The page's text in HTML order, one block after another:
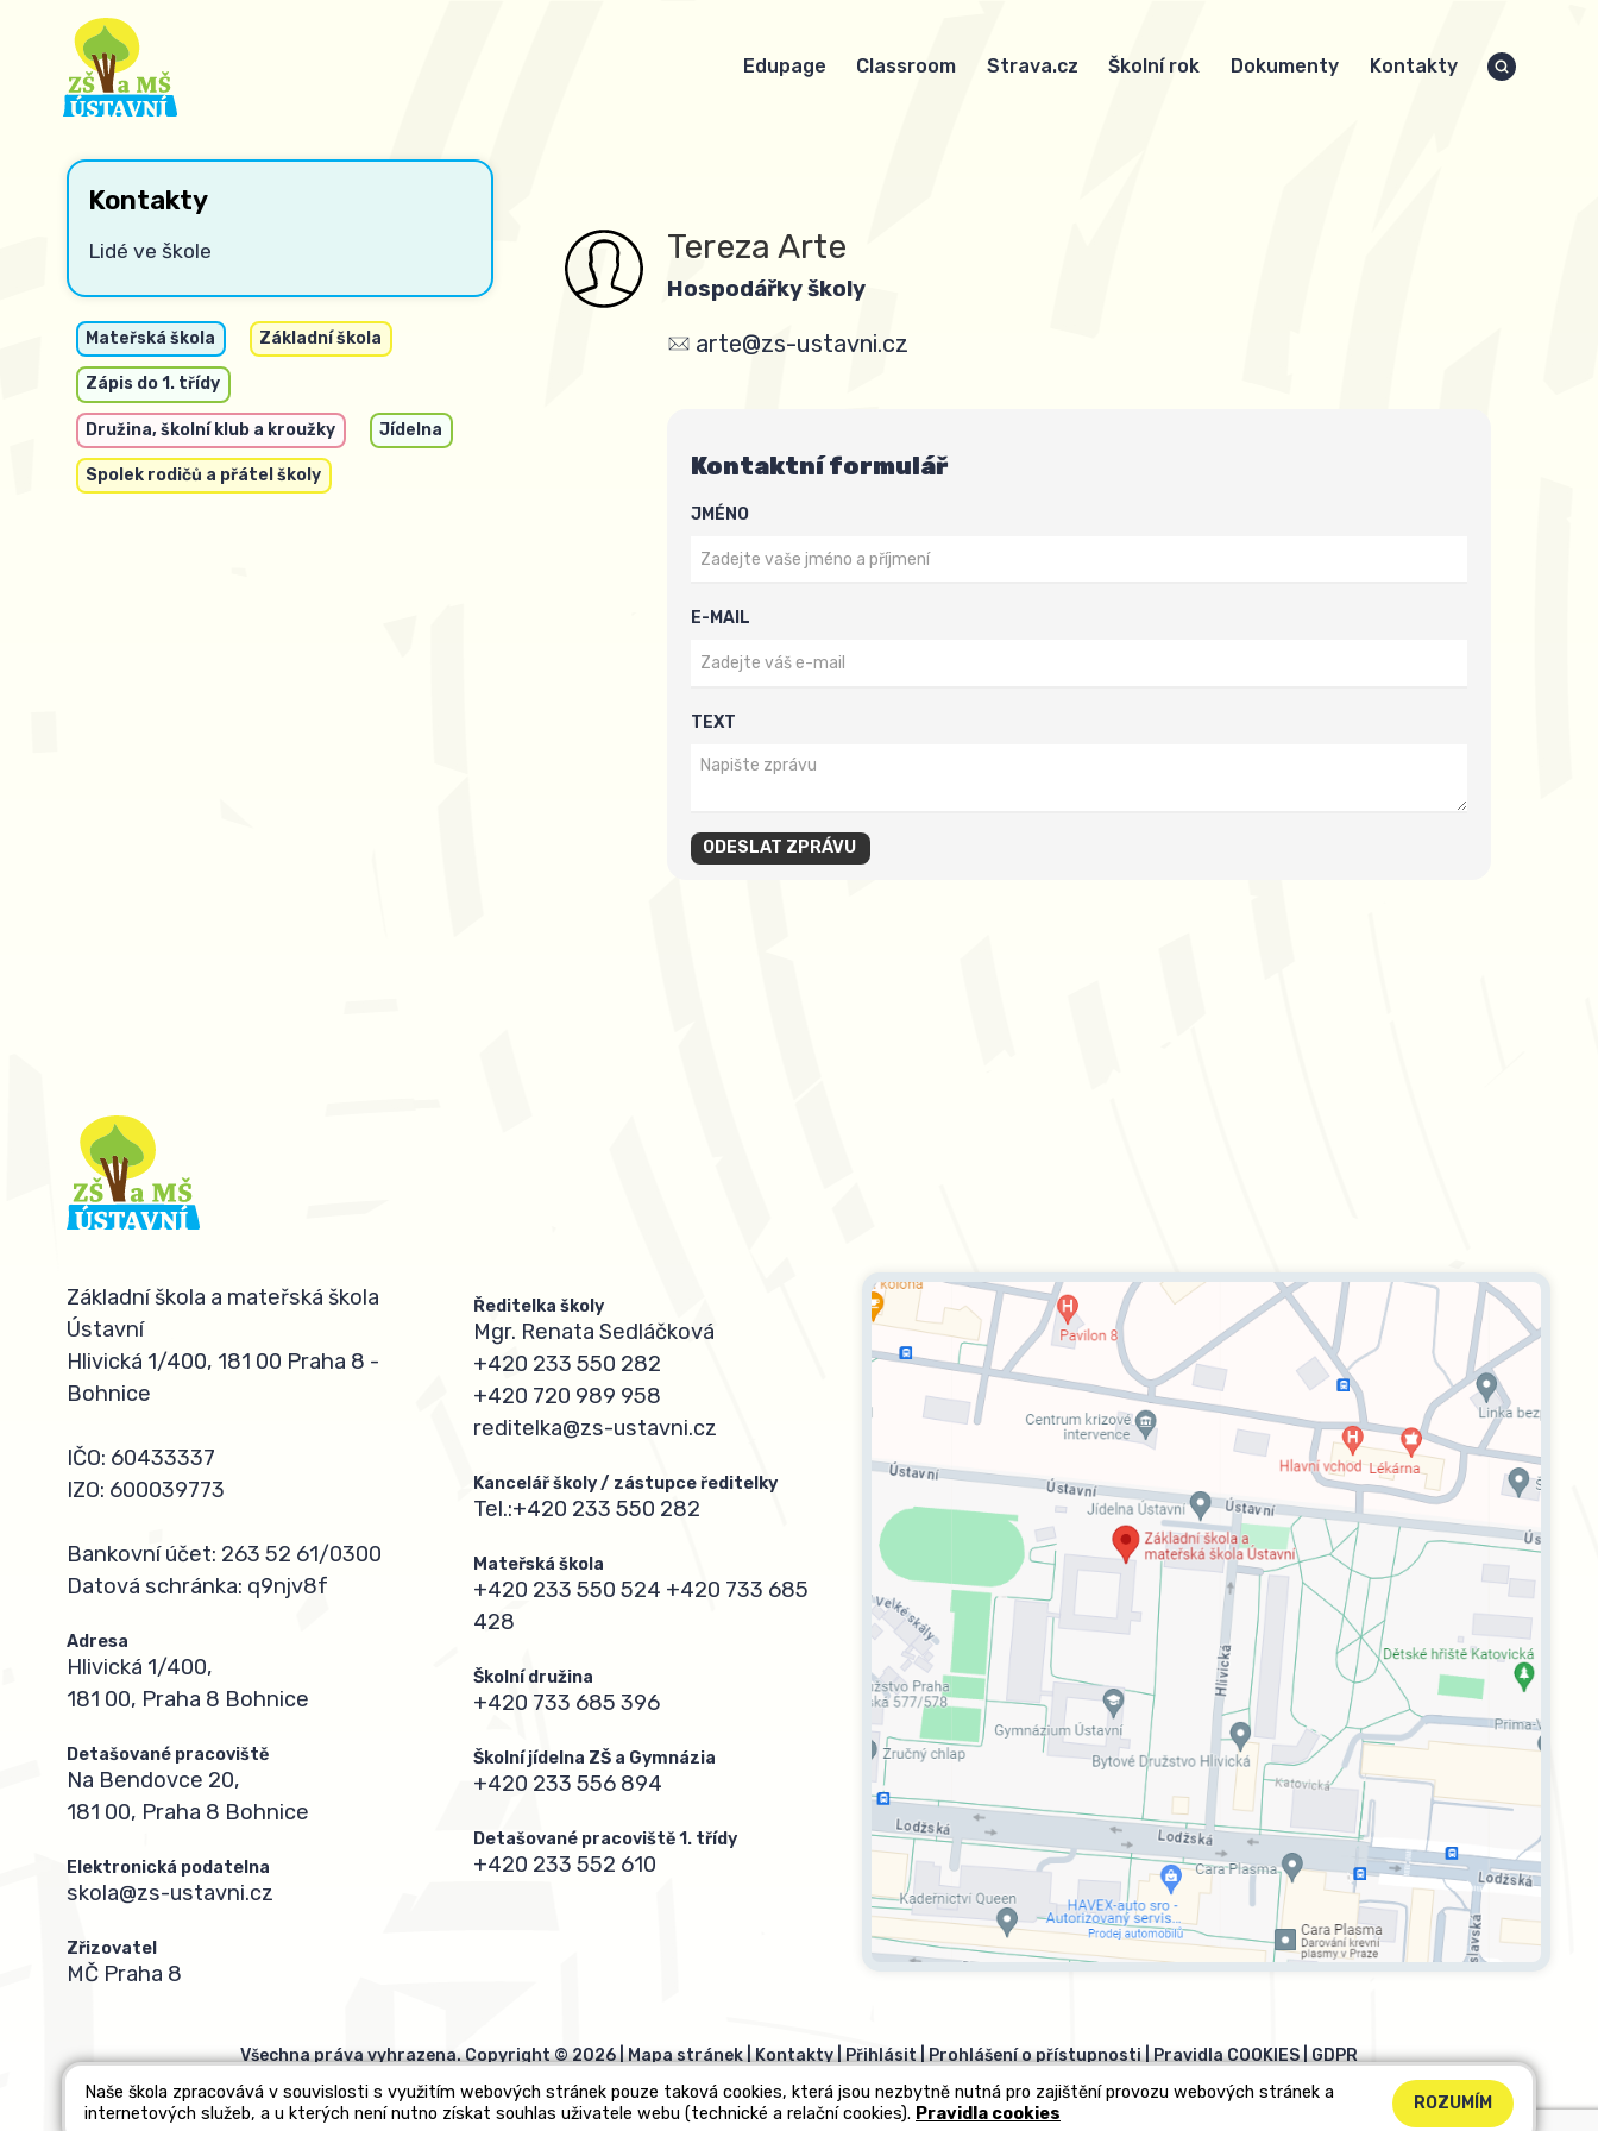
Edupage Classroom Strava.cz Školní rok Dokumenty Kontakty
Kontakty
Lidé ve škole
Mateřská škola Základní škola
Zápis do 1. třídy
Družina, školní klub a kroužky Jídelna
Spolek rodičů a přátel školy
Tereza Arte
Hospodářky školy
arte@zs-ustavni.cz
Kontaktní formulář
JMÉNO
E-MAIL
TEXT
Základní škola a mateřská škola
Ústavní
Hlivická 1/400, 181 00 Praha 8 -
Bohnice
IČO: 60433337
IZO: 600039773
Bankovní účet: 263 52 61/0300
Datová schránka: q9njv8f
Adresa
Hlivická 1/400,
181 00, Praha 8 Bohnice
Detašované pracoviště
Na Bendovce 20,
181 00, Praha 8 Bohnice
Elektronická podatelna
skola@zs-ustavni.cz
Zřizovatel
MČ Praha 8
Ředitelka školy
Mgr. Renata Sedláčková
+420 233 550 282
+420 720 989 958
reditelka@zs-ustavni.cz
Kancelář školy / zástupce ředitelky
Tel.:+420 233 550 282
Mateřská škola
+420 233 550 524 +420 733 685
428
Školní družina
+420 733 685 396
Školní jídelna ZŠ a Gymnázia
+420 233 556 894
Detašované pracoviště 1. třídy
+420 233 552 610
Všechna práva vyhrazena. Copyright © 2026 |Mapa stránek|Kontakty|Přihlásit|Prohlášení o přístupnosti|Pravidla COOKIES|GDPR
Naše škola zpracovává v souvislosti s využitím webových stránek pouze taková cookies, která jsou nezbytně nutná pro zajištění provozu webových stránek a
internetových služeb, a u kterých není nutno získat souhlas uživatele webu (technické a relační cookies). Pravidla cookies
ROZUMÍM